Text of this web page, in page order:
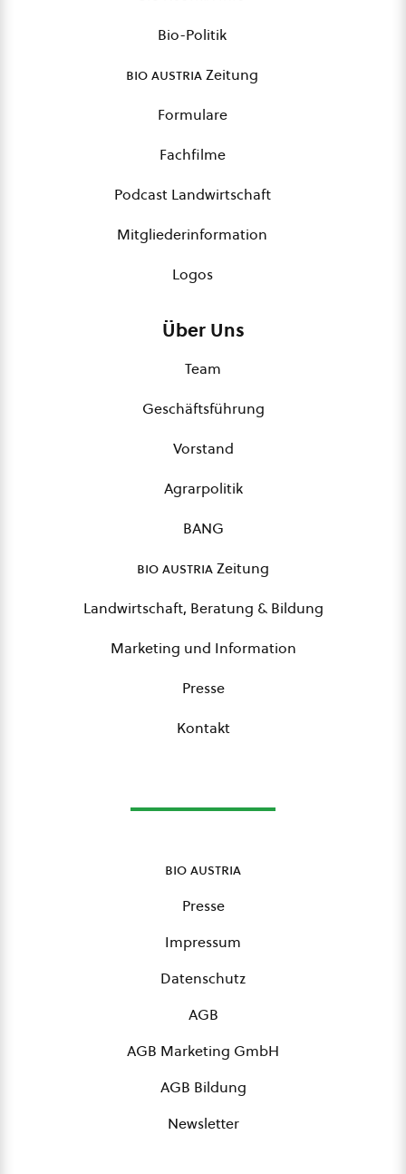
Bio-Politik
bio austriaZeitung
Formulare
Fachfilme
Podcast Landwirtschaft
Mitgliederinformation
Logos
Über Uns
Team
Geschäftsführung
Vorstand
Agrarpolitik
BANG
bio austriaZeitung
Landwirtschaft, Beratung & Bildung
Marketing und Information
Presse
Kontakt
bio austria
Presse
Impressum
Datenschutz
AGB
AGB Marketing GmbH
AGB Bildung
Newsletter